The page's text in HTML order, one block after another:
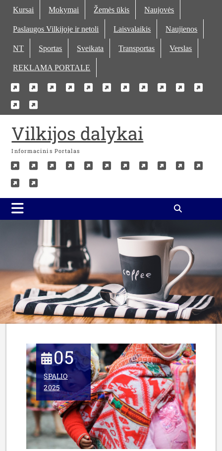
Skip
content
Kursai Mokymai Žemės ūkis Naujovės
Paslaugos Vilkijoje ir netoli Laisvalaikis Naujienos
NT Sportas Sveikata Transportas Verslas
REKLAMA PORTALE
Kursai
Mokymai
ŽemėsNaujovės
Paslaugos
netoli
Laisvalaikis
Naujienos
NT Sportas
Verslas
REKLAMA
Vilkijos dalykai
Informacinis Portalas
Kursai
Mokymai
ŽemėsNaujovės
Paslaugos
ir
Laisvalaikis
Naujienos
NT Sportas
Verslas
REKLAMA
PORTALE
05
SPALIO
2025